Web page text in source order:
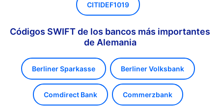
CITIDEF1019
Códigos SWIFT de los bancos más importantes
de Alemania
Berliner Sparkasse Berliner Volksbank
Comdirect Bank Commerzbank